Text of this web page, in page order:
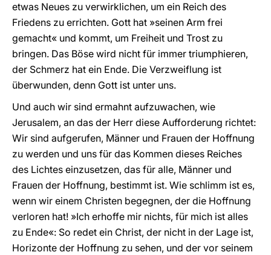
etwas Neues zu verwirklichen, um ein Reich des
Friedens zu errichten. Gott hat »seinen Arm frei
gemacht« und kommt, um Freiheit und Trost zu
bringen. Das Böse wird nicht für immer triumphieren,
der Schmerz hat ein Ende. Die Verzweiflung ist
überwunden, denn Gott ist unter uns.
Und auch wir sind ermahnt aufzuwachen, wie
Jerusalem, an das der Herr diese Aufforderung richtet:
Wir sind aufgerufen, Männer und Frauen der Hoffnung
zu werden und uns für das Kommen dieses Reiches
des Lichtes einzusetzen, das für alle, Männer und
Frauen der Hoffnung, bestimmt ist. Wie schlimm ist es,
wenn wir einem Christen begegnen, der die Hoffnung
verloren hat! »Ich erhoffe mir nichts, für mich ist alles
zu Ende«: So redet ein Christ, der nicht in der Lage ist,
Horizonte der Hoffnung zu sehen, und der vor seinem